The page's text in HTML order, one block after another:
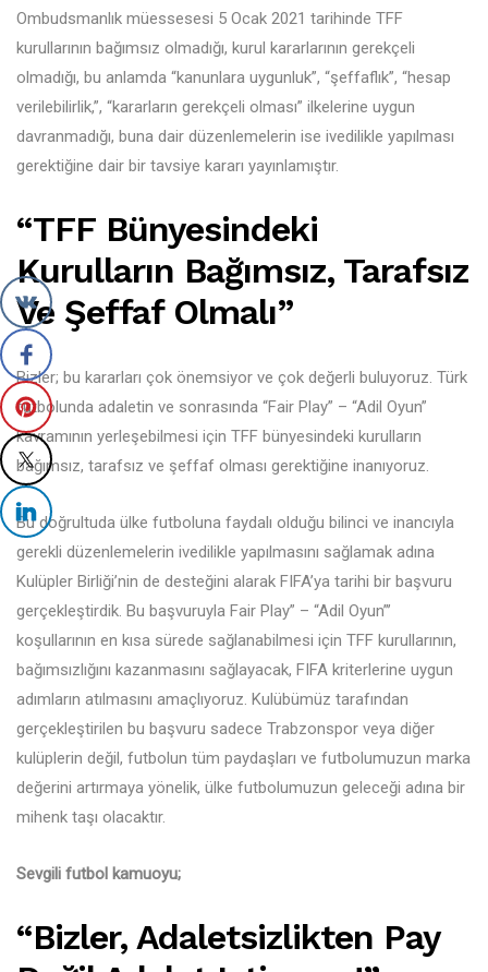
Ombudsmanlık müessesesi 5 Ocak 2021 tarihinde TFF
kurullarının bağımsız olmadığı, kurul kararlarının gerekçeli
olmadığı, bu anlamda “kanunlara uygunluk”, “şeffaflık”, “hesap
verilebilirlik,”, “kararların gerekçeli olması” ilkelerine uygun
davranmadığı, buna dair düzenlemelerin ise ivedilikle yapılması
gerektiğine dair bir tavsiye kararı yayınlamıştır.
“TFF Bünyesindeki
Kurulların Bağımsız, Tarafsız
Ve Şeffaf Olmalı”
Bizler; bu kararları çok önemsiyor ve çok değerli buluyoruz. Türk
futbolunda adaletin ve sonrasında “Fair Play” – “Adil Oyun”
kavramının yerleşebilmesi için TFF bünyesindeki kurulların
bağımsız, tarafsız ve şeffaf olması gerektiğine inanıyoruz.
Bu doğrultuda ülke futboluna faydalı olduğu bilinci ve inancıyla
gerekli düzenlemelerin ivedilikle yapılmasını sağlamak adına
Kulüpler Birliği’nin de desteğini alarak FIFA’ya tarihi bir başvuru
gerçekleştirdik. Bu başvuruyla Fair Play” – “Adil Oyun”’
koşullarının en kısa sürede sağlanabilmesi için TFF kurullarının,
bağımsızlığını kazanmasını sağlayacak, FIFA kriterlerine uygun
adımların atılmasını amaçlıyoruz. Kulübümüz tarafından
gerçekleştirilen bu başvuru sadece Trabzonspor veya diğer
kulüplerin değil, futbolun tüm paydaşları ve futbolumuzun marka
değerini artırmaya yönelik, ülke futbolumuzun geleceği adına bir
mihenk taşı olacaktır.
Sevgili futbol kamuoyu;
“Bizler, Adaletsizlikten Pay